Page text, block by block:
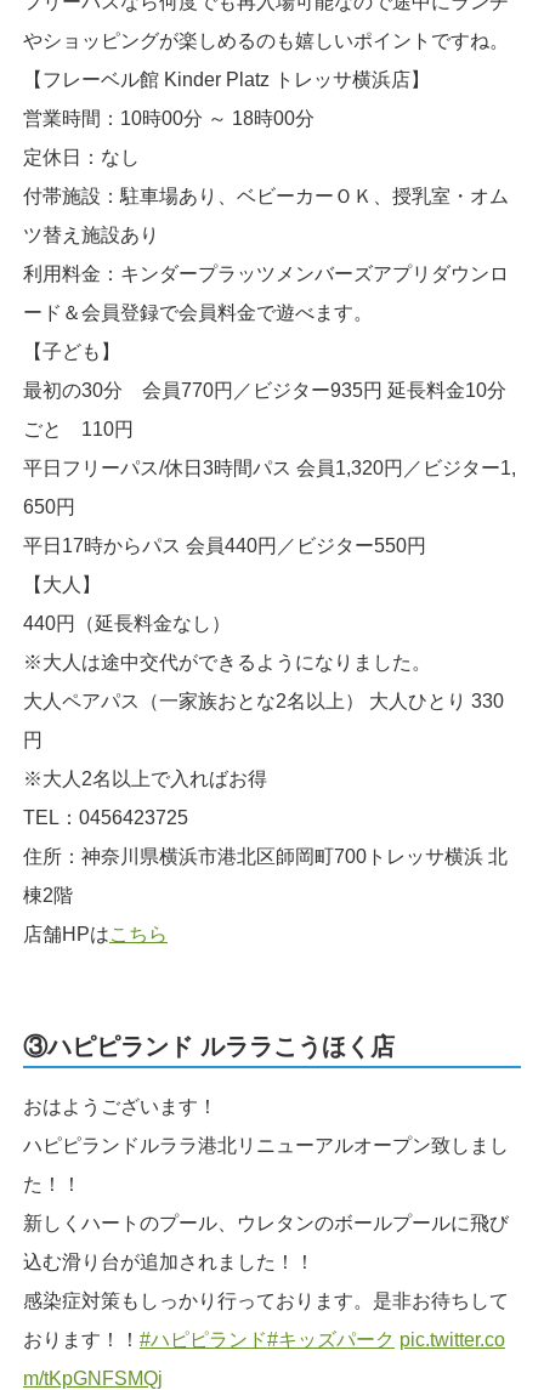
やショッピングが楽しめるのも嬉しいポイントですね。
【フレーベル館 Kinder Platz トレッサ横浜店】
営業時間：10時00分 ～ 18時00分
定休日：なし
付帯施設：駐車場あり、ベビーカーＯＫ、授乳室・オム
ツ替え施設あり
利用料金：キンダープラッツメンバーズアプリダウンロ
ード＆会員登録で会員料金で遊べます。
【子ども】
最初の30分 会員770円／ビジター935円 延長料金10分
ごと 110円
平日フリーパス/休日3時間パス 会員1,320円／ビジター1,
650円
平日17時からパス 会員440円／ビジター550円
【大人】
440円（延長料金なし）
※大人は途中交代ができるようになりました。
大人ペアパス（一家族おとな2名以上） 大人ひとり 330
円
※大人2名以上で入ればお得
TEL：0456423725
住所：神奈川県横浜市港北区師岡町700トレッサ横浜 北
棟2階
店舗HPはこちら
③ハピピランド ルララこうほく店
おはようございます！
ハピピランドルララ港北リニューアルオープン致しまし
た！！
新しくハートのプール、ウレタンのボールプールに飛び
込む滑り台が追加されました！！
感染症対策もしっかり行っております。是非お待ちして
おります！！ #ハピピランド#キッズパーク pic.twitter.co
m/tKpGNFSMQj